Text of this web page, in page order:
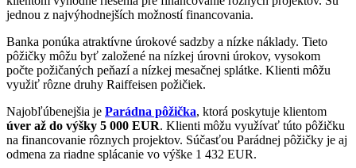
jednou z najvýhodnejších možností financovania.
Banka ponúka atraktívne úrokové sadzby a nízke náklady. Tieto
pôžičky môžu byť založené na nízkej úrovni úrokov, vysokom
počte požičaných peňazí a nízkej mesačnej splátke. Klienti môžu
využiť rôzne druhy Raiffeisen požičiek.
Najobľúbenejšia je Parádna pôžička, ktorá poskytuje klientom
úver až do výšky 5 000 EUR. Klienti môžu využívať túto pôžičku
na financovanie rôznych projektov. Súčasťou Parádnej pôžičky je aj
odmena za riadne splácanie vo výške 1 432 EUR.